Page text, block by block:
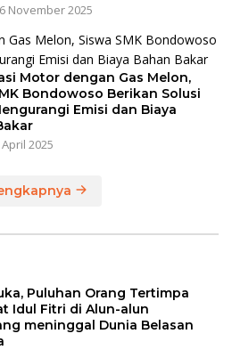
November 2025
Motor dengan Gas Melon,
Bondowoso Berikan Solusi
Emisi dan Biaya
2025
Puluhan Orang Tertimpa
Idul Fitri di Alun-alun
meninggal Dunia Belasan